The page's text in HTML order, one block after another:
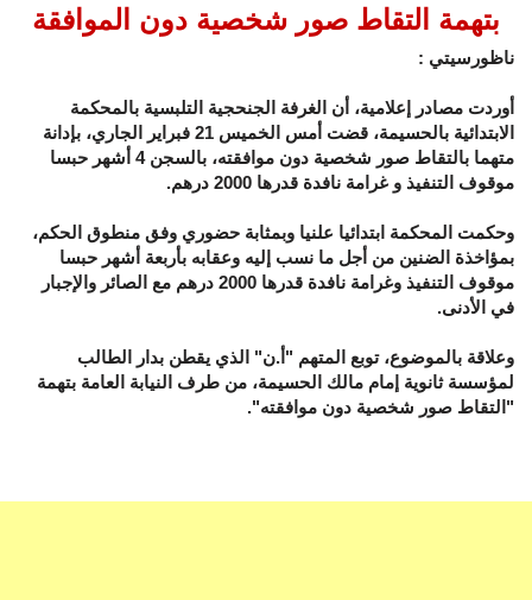
بتهمة التقاط صور شخصية دون الموافقة
ناظورسيتي :
أوردت مصادر إعلامية، أن الغرفة الجنحجية التلبسية بالمحكمة
الابتدائية بالحسيمة، قضت أمس الخميس 21 فبراير الجاري، بإدانة
متهما بالتقاط صور شخصية دون موافقته، بالسجن 4 أشهر حبسا
موقوف التنفيذ و غرامة نافدة قدرها 2000 درهم.
وحكمت المحكمة ابتدائيا علنيا وبمثابة حضوري وفق منطوق الحكم،
بمؤاخذة الضنين من أجل ما نسب إليه وعقابه بأربعة أشهر حبسا
موقوف التنفيذ وغرامة نافدة قدرها 2000 درهم مع الصائر والإجبار
في الأدنى.
وعلاقة بالموضوع، توبع المتهم "أ.ن" الذي يقطن بدار الطالب
لمؤسسة ثانوية إمام مالك الحسيمة، من طرف النيابة العامة بتهمة
"التقاط صور شخصية دون موافقته".